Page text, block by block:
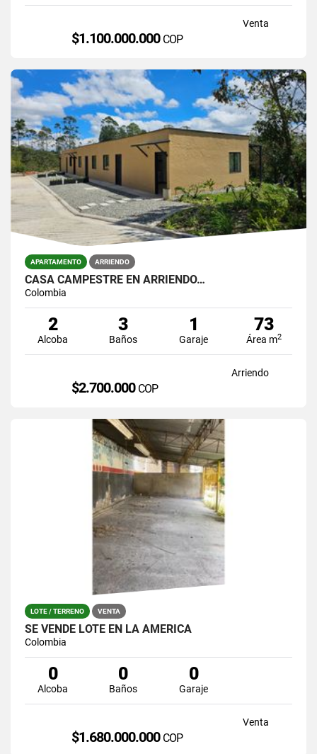
Venta
$1.100.000.000 COP
APARTAMENTO ARRIENDO
CASA CAMPESTRE EN ARRIENDO…
Colombia
2
Alcoba
3
Baños
1
Garaje
73
Área m2
Arriendo
$2.700.000 COP
LOTE / TERRENO VENTA
SE VENDE LOTE EN LA AMERICA
Colombia
0
Alcoba
0
Baños
0
Garaje
Venta
$1.680.000.000 COP